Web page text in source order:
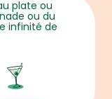
plate ou
ou du
infinité de